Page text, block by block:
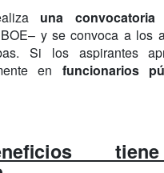
una convocatoria
y se convoca a los
Si los aspirantes
en funcionarios